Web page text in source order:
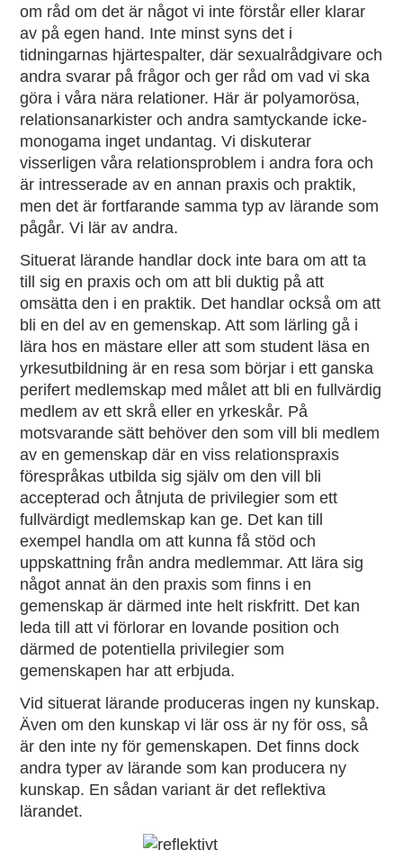
om råd om det är något vi inte förstår eller klarar
av på egen hand. Inte minst syns det i
tidningarnas hjärtespalter, där sexualrådgivare och
andra svarar på frågor och ger råd om vad vi ska
göra i våra nära relationer. Här är polyamorösa,
relationsanarkister och andra samtyckande icke-
monogama inget undantag. Vi diskuterar
visserligen våra relationsproblem i andra fora och
är intresserade av en annan praxis och praktik,
men det är fortfarande samma typ av lärande som
pågår. Vi lär av andra.
Situerat lärande handlar dock inte bara om att ta
till sig en praxis och om att bli duktig på att
omsätta den i en praktik. Det handlar också om att
bli en del av en gemenskap. Att som lärling gå i
lära hos en mästare eller att som student läsa en
yrkesutbildning är en resa som börjar i ett ganska
perifert medlemskap med målet att bli en fullvärdig
medlem av ett skrå eller en yrkeskår. På
motsvarande sätt behöver den som vill bli medlem
av en gemenskap där en viss relationspraxis
förespråkas utbilda sig själv om den vill bli
accepterad och åtnjuta de privilegier som ett
fullvärdigt medlemskap kan ge. Det kan till
exempel handla om att kunna få stöd och
uppskattning från andra medlemmar. Att lära sig
något annat än den praxis som finns i en
gemenskap är därmed inte helt riskfritt. Det kan
leda till att vi förlorar en lovande position och
därmed de potentiella privilegier som
gemenskapen har att erbjuda.
Vid situerat lärande produceras ingen ny kunskap.
Även om den kunskap vi lär oss är ny för oss, så
är den inte ny för gemenskapen. Det finns dock
andra typer av lärande som kan producera ny
kunskap. En sådan variant är det reflektiva
lärandet.